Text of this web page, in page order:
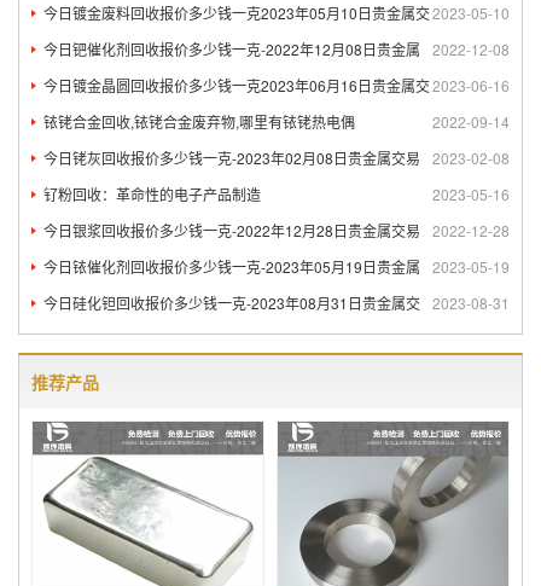
2023-05-10
今日镀金废料回收报价多少钱一克2023年05月10日贵金属交
2022-12-08
今日钯催化剂回收报价多少钱一克-2022年12月08日贵金属
2023-06-16
今日镀金晶圆回收报价多少钱一克2023年06月16日贵金属交
2022-09-14
铱铑合金回收,铱铑合金废弃物,哪里有铱铑热电偶
2023-02-08
今日铑灰回收报价多少钱一克-2023年02月08日贵金属交易
2023-05-16
钌粉回收：革命性的电子产品制造
2022-12-28
今日银浆回收报价多少钱一克-2022年12月28日贵金属交易
2023-05-19
今日铱催化剂回收报价多少钱一克-2023年05月19日贵金属
2023-08-31
今日硅化钽回收报价多少钱一克-2023年08月31日贵金属交
推荐产品